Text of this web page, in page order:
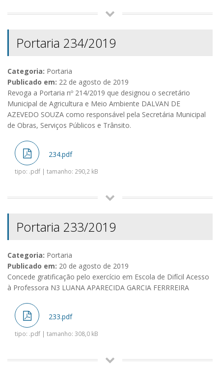
Portaria 234/2019
Categoria: Portaria
Publicado em: 22 de agosto de 2019
Revoga a Portaria nº 214/2019 que designou o secretário
Municipal de Agricultura e Meio Ambiente DALVAN DE
AZEVEDO SOUZA como responsável pela Secretária Municipal
de Obras, Serviços Públicos e Trânsito.
234.pdf
tipo: .pdf | tamanho: 290,2 kB
Portaria 233/2019
Categoria: Portaria
Publicado em: 20 de agosto de 2019
Concede gratificação pelo exercício em Escola de Difícil Acesso
à Professora N3 LUANA APARECIDA GARCIA FERRREIRA
233.pdf
tipo: .pdf | tamanho: 308,0 kB